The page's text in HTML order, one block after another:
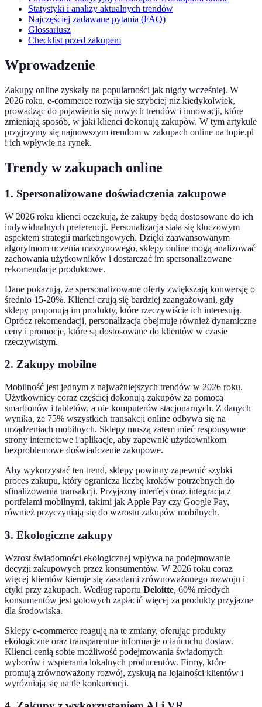
Statystyki i analizy aktualnych trendów
Najczęściej zadawane pytania (FAQ)
Glossariusz
Checklist przed zakupem
Wprowadzenie
Zakupy online zyskały na popularności jak nigdy wcześniej. W
2026 roku, e-commerce rozwija się szybciej niż kiedykolwiek,
prowadząc do pojawienia się nowych trendów i innowacji, które
zmieniają sposób, w jaki klienci dokonują zakupów. W tym artykule
przyjrzymy się najnowszym trendom w zakupach online na topie.pl
i ich wpływie na rynek.
Trendy w zakupach online
1. Spersonalizowane doświadczenia zakupowe
W 2026 roku klienci oczekują, że zakupy będą dostosowane do ich
indywidualnych preferencji. Personalizacja stała się kluczowym
aspektem strategii marketingowych. Dzięki zaawansowanym
algorytmom uczenia maszynowego, sklepy online mogą analizować
zachowania użytkowników i dostarczać im spersonalizowane
rekomendacje produktowe.
Dane pokazują, że spersonalizowane oferty zwiększają konwersję o
średnio 15-20%. Klienci czują się bardziej zaangażowani, gdy
sklepy proponują im produkty, które rzeczywiście ich interesują.
Oprócz rekomendacji, personalizacja obejmuje również dynamiczne
ceny i promocje, które są dostosowane do klientów w czasie
rzeczywistym.
2. Zakupy mobilne
Mobilność jest jednym z najważniejszych trendów w 2026 roku.
Użytkownicy coraz częściej dokonują zakupów za pomocą
smartfonów i tabletów, a nie komputerów stacjonarnych. Z danych
wynika, że 75% wszystkich transakcji online odbywa się na
urządzeniach mobilnych. Sklepy muszą zatem mieć responsywne
strony internetowe i aplikacje, aby zapewnić użytkownikom
bezproblemowe doświadczenie zakupowe.
Aby wykorzystać ten trend, sklepy powinny zapewnić szybki
proces zakupu, który ogranicza liczbę kroków potrzebnych do
sfinalizowania transakcji. Przyjazny interfejs oraz integracja z
portfelami mobilnymi, takimi jak Apple Pay czy Google Pay,
również przyczyniają się do wzrostu zakupów mobilnych.
3. Ekologiczne zakupy
Wzrost świadomości ekologicznej wpływa na podejmowanie
decyzji zakupowych przez konsumentów. W 2026 roku coraz
więcej klientów kieruje się zasadami zrównoważonego rozwoju i
etyki przy zakupach. Według raportu Deloitte, 60% młodych
konsumentów jest gotowych zapłacić więcej za produkty przyjazne
dla środowiska.
Sklepy e-commerce reagują na te zmiany, oferując produkty
ekologiczne oraz transparentne informacje o łańcuchu dostaw.
Klienci cenią sobie możliwość podejmowania świadomych
wyborów i wspierania lokalnych producentów. Firmy, które
promują zrównoważony rozwój, zyskują na lojalności klientów i
wyróżniają się na tle konkurencji.